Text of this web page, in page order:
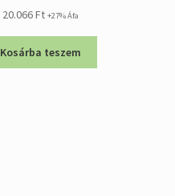
20.066Ft +27% Áfa
Kosárba teszem